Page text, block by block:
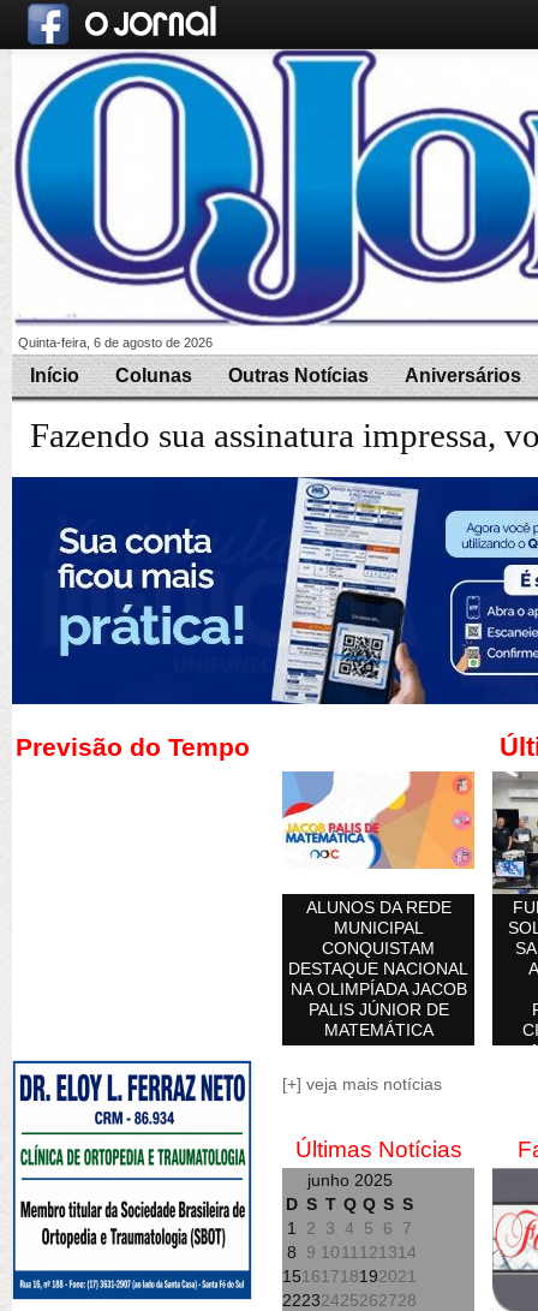
Quinta-feira, 6 de agosto de 2026
Início Colunas Outras Notícias Aniversários
Fazendo sua assinatura impressa,
Previsão do Tempo
ALUNOS DA REDE
MUNICIPAL
CONQUISTAM
DESTAQUE NACIONAL
NA OLIMPÍADA JACOB
PALIS JÚNIOR DE
MATEMÁTICA
[+] veja mais notícias
Últimas Notícias
junho 2025
D S T Q Q S S
1 2 3 4 5 6
7
8
9 1011 121314
15161718192021
22232425262728